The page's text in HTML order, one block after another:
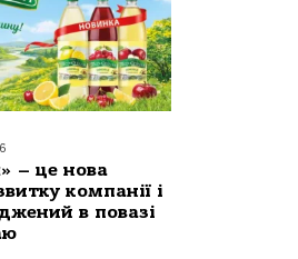
– це нова
компанії і
в повазі